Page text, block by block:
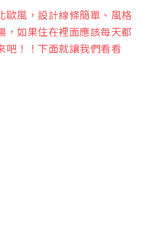
歐風，設計線條簡單、風格
，如果住在裡面應該每天都
吧！！下面就讓我們看看